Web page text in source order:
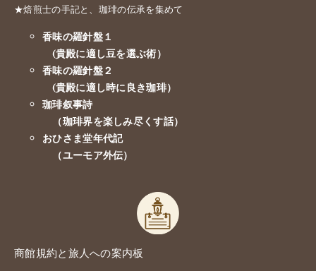
★焙煎士の手記と、珈琲の伝承を集めて
香味の羅針盤１
(貴殿に適し豆を選ぶ術）
香味の羅針盤２
(貴殿に適し時に良き珈琲）
珈琲叙事詩
（珈琲界を楽しみ尽くす話）
おひさま堂年代記
（ユーモア外伝）
商館規約と旅人への案内板